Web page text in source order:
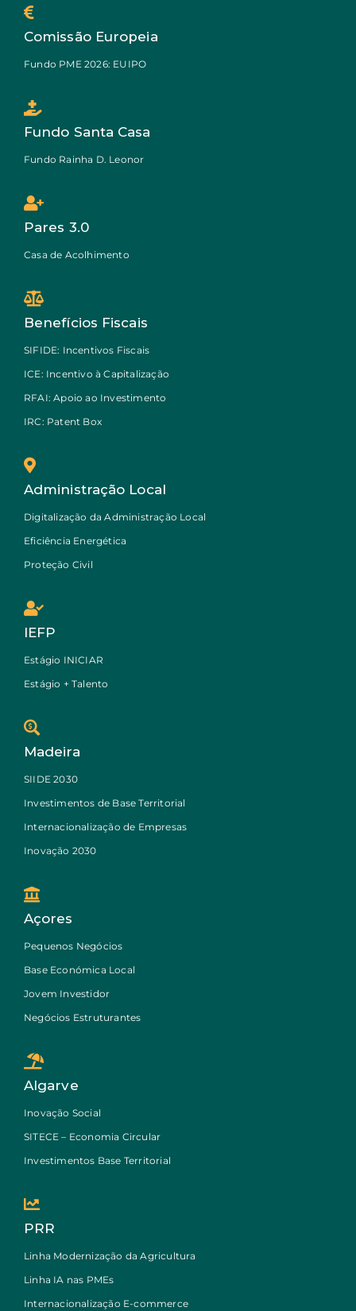
Comissão Europeia
Fundo PME 2026: EUIPO
Fundo Santa Casa
Fundo Rainha D. Leonor
Pares 3.0
Casa de Acolhimento
Benefícios Fiscais
SIFIDE: Incentivos Fiscais
ICE: Incentivo à Capitalização
RFAI: Apoio ao Investimento
IRC: Patent Box
Administração Local
Digitalização da Administração Local
Eficiência Energética
Proteção Civil
IEFP
Estágio INICIAR
Estágio + Talento
Madeira
SIIDE 2030
Investimentos de Base Territorial
Internacionalização de Empresas
Inovação 2030
Açores
Pequenos Negócios
Base Económica Local
Jovem Investidor
Negócios Estruturantes
Algarve
Inovação Social
SITECE – Economia Circular
Investimentos Base Territorial
PRR
Linha Modernização da Agricultura
Linha IA nas PMEs
Internacionalização E-commerce